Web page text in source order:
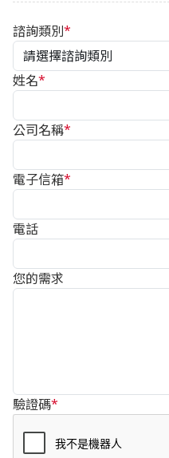
諮詢類別*
姓名*
公司名稱*
電子信箱*
電話
您的需求
驗證碼*